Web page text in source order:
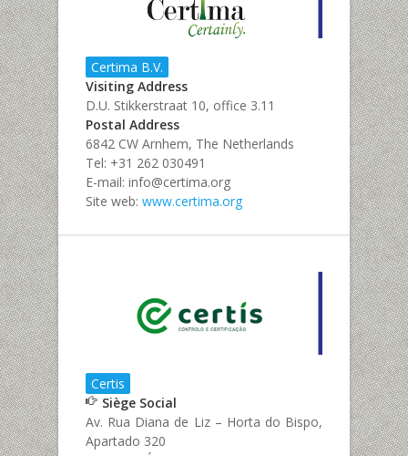
Certima B.V.
Visiting Address
D.U. Stikkerstraat 10, office 3.11
Postal Address
6842 CW Arnhem, The Netherlands
Tel: +31 262 030491
E-mail: info@certima.org
Site web: www.certima.org
Certis
Siège Social
Av. Rua Diana de Liz – Horta do Bispo,
Apartado 320